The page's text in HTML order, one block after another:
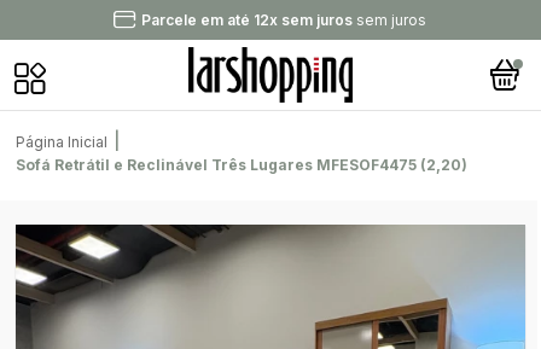
Parcele em até 12x sem jurossem juros
Página Inicial
Sofá Retrátil e Reclinável Três Lugares MFESOF4475 (2,20)